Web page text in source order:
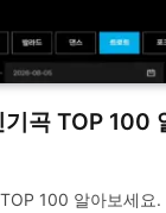
곡 TOP 100
100 알아보세요